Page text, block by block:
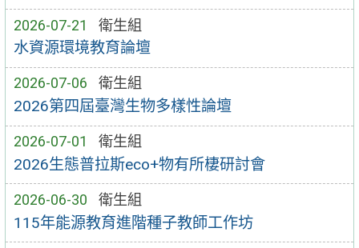
2026-07-21 衛生組
水資源環境教育論壇
2026-07-06 衛生組
2026第四屆臺灣生物多樣性論壇
2026-07-01 衛生組
2026生態普拉斯eco+物有所棲研討會
2026-06-30 衛生組
115年能源教育進階種子教師工作坊